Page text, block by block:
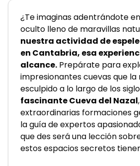
¿Te imaginas adentrándote
oculto lleno de maravillas
nuestra actividad de
en Cantabria, esa
alcance. Prepárate para
impresionantes cuevas que
esculpido a lo largo de los
fascinante Cueva del Nazal
extraordinarias formaciones
la guía de expertos
que des será una lección
estos espacios secretos